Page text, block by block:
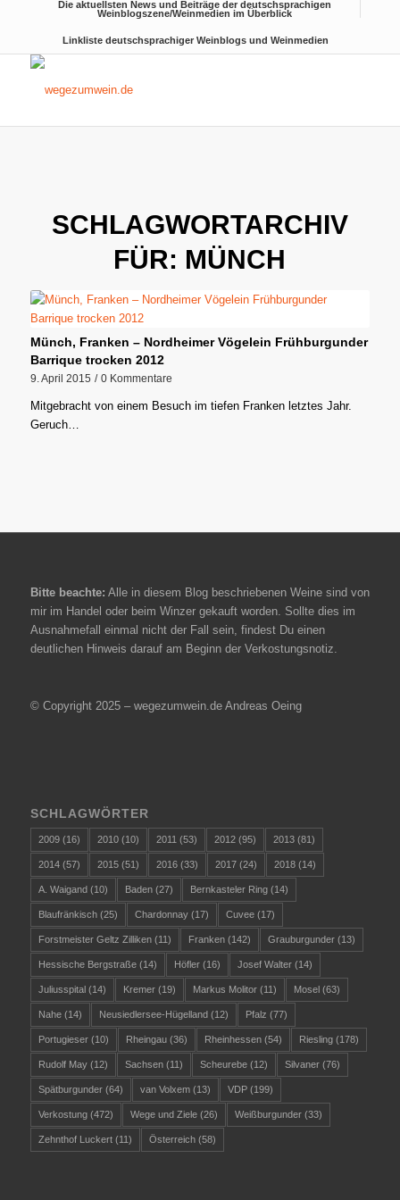
Die aktuellsten News und Beiträge der deutschsprachigen
Weinblogszene/Weinmedien im Überblick
Linkliste deutschsprachiger Weinblogs und Weinmedien
SCHLAGWORTARCHIV
FÜR: MÜNCH
Münch, Franken – Nordheimer Vögelein Frühburgunder
Barrique trocken 2012
9. April 2015 / 0 Kommentare
Mitgebracht von einem Besuch im tiefen Franken letztes Jahr.
Geruch…
Bitte beachte: Alle in diesem Blog beschriebenen Weine sind von
mir im Handel oder beim Winzer gekauft worden. Sollte dies im
Ausnahmefall einmal nicht der Fall sein, findest Du einen
deutlichen Hinweis darauf am Beginn der Verkostungsnotiz.
© Copyright 2025 – wegezumwein.de Andreas Oeing
SCHLAGWÖRTER
2009(16) 2010(10) 2011 (53) 2012(95) 2013(81)
2014(57) 2015(51) 2016(33) 2017(24) 2018(14)
A. Waigand (10) Baden(27) Bernkasteler Ring(14)
Blaufränkisch(25) Chardonnay(17) Cuvee(17)
Forstmeister Geltz Zilliken(11) Franken(142) Grauburgunder(13)
Hessische Bergstraße(14) Höfler(16) Josef Walter(14)
Juliusspital (14) Kremer(19) Markus Molitor(11) Mosel (63)
Nahe(14) Neusiedlersee-Hügelland (12) Pfalz (77)
Portugieser(10) Rheingau(36) Rheinhessen(54) Riesling(178)
Rudolf May(12) Sachsen(11) Scheurebe(12) Silvaner(76)
Spätburgunder(64) van Volxem(13) VDP(199)
Verkostung(472) Wege und Ziele(26) Weißburgunder(33)
Zehnthof Luckert(11) Österreich(58)